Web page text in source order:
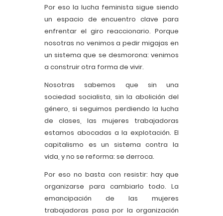
Por eso la lucha feminista sigue siendo
un espacio de encuentro clave para
enfrentar el giro reaccionario. Porque
nosotras no venimos a pedir migajas en
un sistema que se desmorona: venimos
a construir otra forma de vivir.
Nosotras sabemos que sin una
sociedad socialista, sin la abolición del
género, si seguimos perdiendo la lucha
de clases, las mujeres trabajadoras
estamos abocadas a la explotación. El
capitalismo es un sistema contra la
vida, y no se reforma: se derroca.
Por eso no basta con resistir: hay que
organizarse para cambiarlo todo. La
emancipación de las mujeres
trabajadoras pasa por la organización